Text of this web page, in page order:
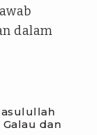
dalam
dan